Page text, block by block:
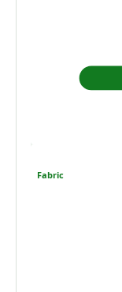
Fabric